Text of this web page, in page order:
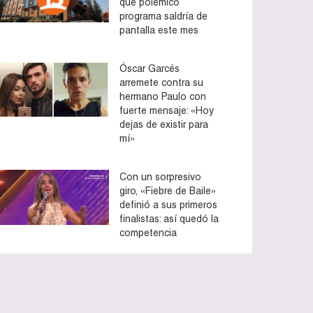
programa saldría de
pantalla este mes
Óscar Garcés
arremete contra su
hermano Paulo con
fuerte mensaje: «Hoy
dejas de existir para
mí»
Con un sorpresivo
giro, «Fiebre de Baile»
definió a sus primeros
finalistas: así quedó la
competencia